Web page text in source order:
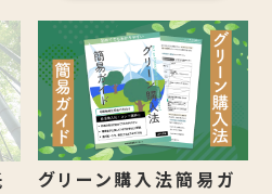
グリーン購入法簡易ガ